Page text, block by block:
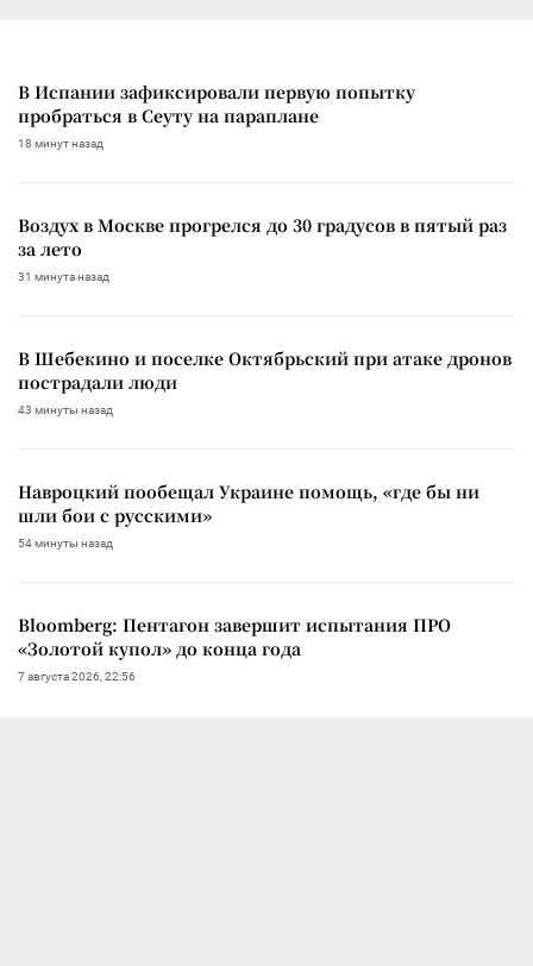
В Испании зафиксировали первую попытку
пробраться в Сеуту на параплане
18 минут назад
Воздух в Москве прогрелся до 30 градусов в пятый раз
за лето
31 минута назад
В Шебекино и поселке Октябрьский при атаке дронов
пострадали люди
43 минуты назад
Навроцкий пообещал Украине помощь, «где бы ни
шли бои с русскими»
54 минуты назад
Bloomberg: Пентагон завершит испытания ПРО
«Золотой купол» до конца года
7 августа 2026, 22:56